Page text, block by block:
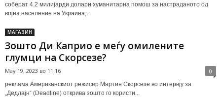
соберат 4.2 милијарди долари хуманитарна помош за настраданото од
војна население на Украина,...
МАГАЗИН
Зошто Ди Каприо е меѓу омилените
глумци на Скорсезе?
May 19, 2023 во 11:16 0
реклама Американскиот режисер Мартин Скорсезе во интервју за
„Дедлајн“ (Deadline) открива зошто го користи...